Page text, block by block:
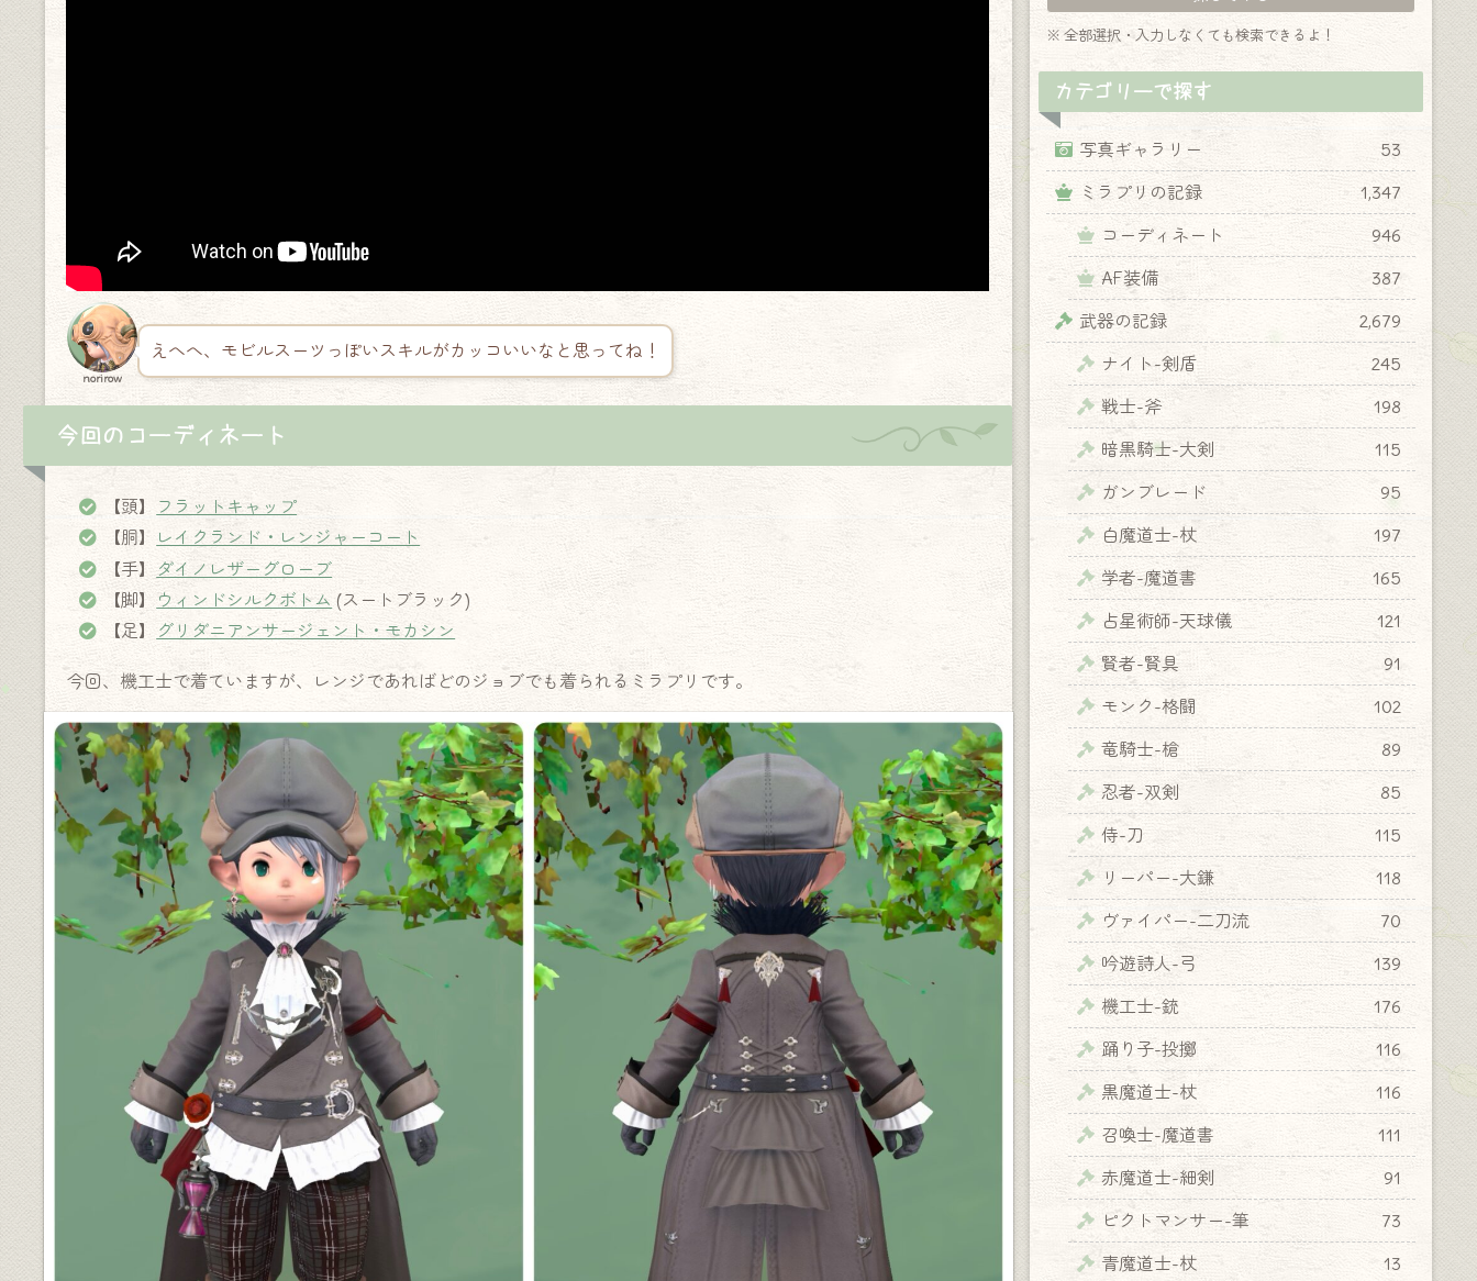
norirow
えへへ、モビルスーツっぽいスキルがカッコいいなと思ってね！
今回のコーディネート
【頭】
フラットキャップ
【胴】
レイクランド・レンジャーコート
【手】ダイノレザーグローブ
【脚】 ウィンドシルクボトム (スートブラック)
【足】 グリダニアンサージェント・モカシン
今回、機工士で着ていますが、レンジであればどのジョブでも着られるミラプリです。
※ 全部選択・入力しなくても検索できるよ！
カテゴリーで探す
写真ギャラリー
53
ミラプリの記録
1,347
コーディネート
946
AF装備
387
武器の記録
2,679
ナイト-剣盾
245
戦士-斧
198
暗黒騎士-大剣
115
ガンブレード
95
白魔道士-杖
197
学者-魔道書
165
占星術師-天球儀
121
賢者-賢具
91
モンク-格闘
102
竜騎士-槍
89
忍者-双剣
85
侍-刀
115
リーパー-大鎌
118
ヴァイパー-二刀流
70
吟遊詩人-弓
139
機工士-銃
176
踊り子-投擲
116
黒魔道士-杖
116
召喚士-魔道書
111
赤魔道士-細剣
91
ピクトマンサー-筆
73
青魔道士-杖
13